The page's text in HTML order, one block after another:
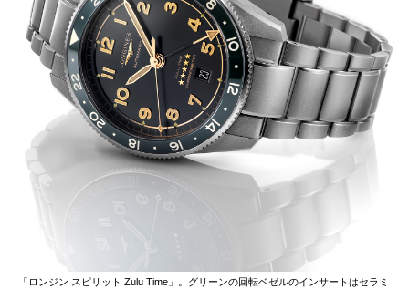
「ロンジン スピリット Zulu Time」。グリーンの回転ベゼルのインサートはセラミ